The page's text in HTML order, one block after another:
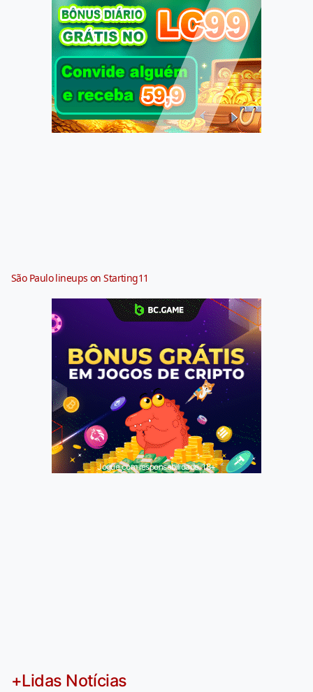
São Paulo lineups on Starting11
Jogue com responsabilidade. 18+
+Lidas Notícias